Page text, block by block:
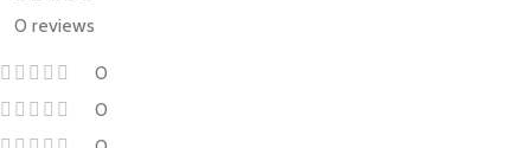
0 reviews
0
0